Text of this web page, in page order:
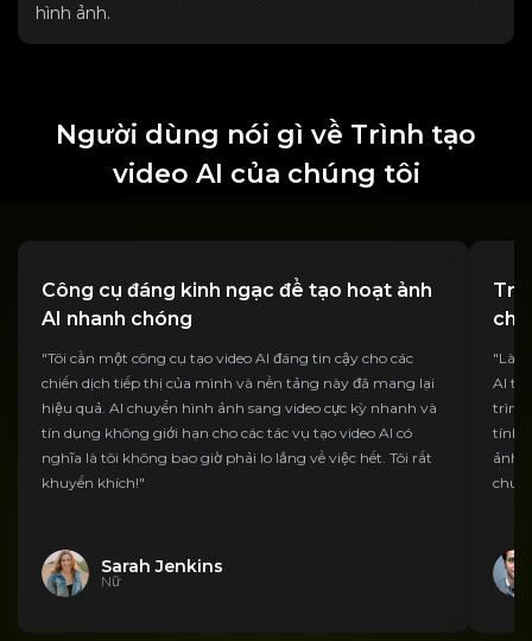
hình ảnh.
Người dùng nói gì về Trình tạo
video AI của chúng tôi
Công cụ đáng kinh ngạc để tạo hoạt ảnh
AI nhanh chóng
"Tôi cần một công cụ tạo video AI đáng tin cậy cho các
chiến dịch tiếp thị của mình và nền tảng này đã mang lại
hiệu quả. AI chuyển hình ảnh sang video cực kỳ nhanh và
tín dụng không giới hạn cho các tác vụ tạo video AI có
nghĩa là tôi không bao giờ phải lo lắng về việc hết. Tôi rất
khuyến khích!"
Sarah Jenkins
Nữ
"Là
AI
trình
tính
ảnh